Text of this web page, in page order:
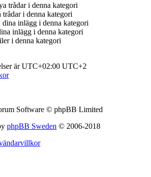
trådar i denna kategori
trådar i denna kategori
dina inlägg i denna kategori
inlägg i denna kategori
i denna kategori
är UTC+02:00 UTC+2
Software © phpBB Limited
phpBB Sweden © 2006-2018